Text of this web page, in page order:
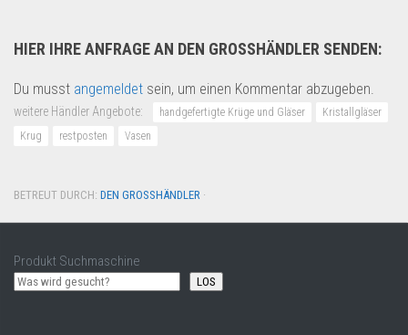
HIER IHRE ANFRAGE AN DEN GROSSHÄNDLER SENDEN:
Du musst angemeldet sein, um einen Kommentar abzugeben.
weitere Händler Angebote: handgefertigte Krüge und Gläser
Kristallgläser
Krug
restposten Vasen
BETREUT DURCH: DEN GROSSHÄNDLER ·
Produkt Suchmaschine
LOS